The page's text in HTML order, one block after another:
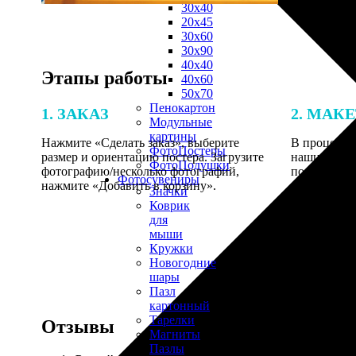
30х40
20х45
30х60
30х90
40х40
40х60
50х70
Пенокартон
Модульные
картины
ФотоПостеры
ФотоПодушки
Фотоcувениры
Значки
Коврик
для
мыши
Кружки
Новогодние
шары
Пазл
картонный
Тарелки
Магниты
Пазлы
Этапы работы
1. ЗАКАЗ
Нажмите «Сделать заказ», выберите
размер и ориентацию постера. Загрузите
фотографию/несколько фотографий,
нажмите «Добавить в корзину».
2.
В процессе
наши
по
Отзывы